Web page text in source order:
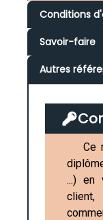
Conditions
Savoir-faire
Autres
Ce
...) en